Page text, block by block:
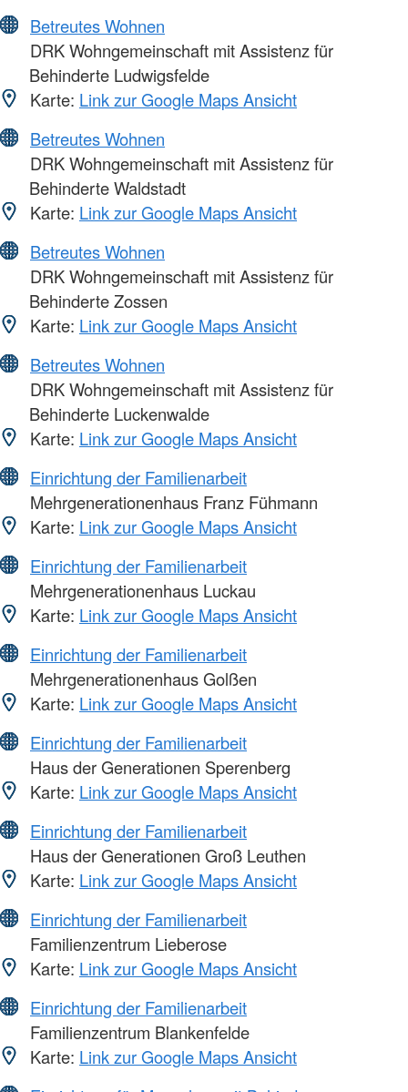
Betreutes Wohnen
DRK Wohngemeinschaft mit Assistenz für
Behinderte Ludwigsfelde
Karte: Link zur Google Maps Ansicht
Betreutes Wohnen
DRK Wohngemeinschaft mit Assistenz für
Behinderte Waldstadt
Karte: Link zur Google Maps Ansicht
Betreutes Wohnen
DRK Wohngemeinschaft mit Assistenz für
Behinderte Zossen
Karte: Link zur Google Maps Ansicht
Betreutes Wohnen
DRK Wohngemeinschaft mit Assistenz für
Behinderte Luckenwalde
Karte: Link zur Google Maps Ansicht
Einrichtung der Familienarbeit
Mehrgenerationenhaus Franz Fühmann
Karte: Link zur Google Maps Ansicht
Einrichtung der Familienarbeit
Mehrgenerationenhaus Luckau
Karte: Link zur Google Maps Ansicht
Einrichtung der Familienarbeit
Mehrgenerationenhaus Golßen
Karte: Link zur Google Maps Ansicht
Einrichtung der Familienarbeit
Haus der Generationen Sperenberg
Karte: Link zur Google Maps Ansicht
Einrichtung der Familienarbeit
Haus der Generationen Groß Leuthen
Karte: Link zur Google Maps Ansicht
Einrichtung der Familienarbeit
Familienzentrum Lieberose
Karte: Link zur Google Maps Ansicht
Einrichtung der Familienarbeit
Familienzentrum Blankenfelde
Karte: Link zur Google Maps Ansicht